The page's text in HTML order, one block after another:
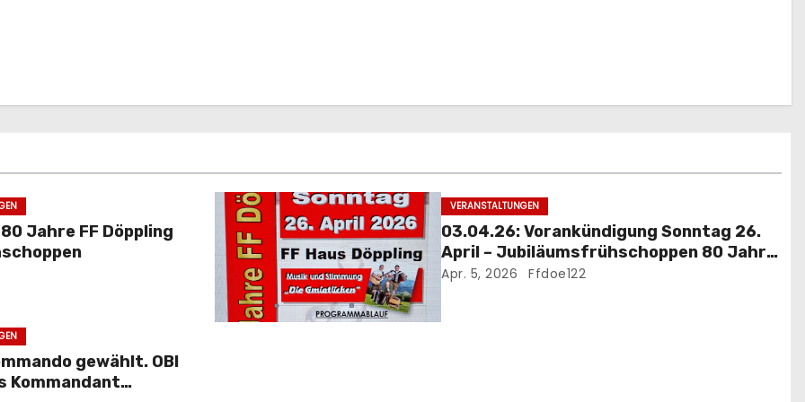
Jahre FF Döppling
VERANSTALTUNGEN
03.04.26: Vorankündigung Sonntag 26.
April – Jubiläumsfrühschoppen 80 Jahre
FF Döppling mit Festakt
Apr. 5, 2026 Ffdoe122
gewählt. OBI
Kommandant